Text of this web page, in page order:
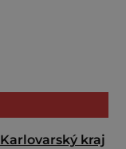
Karlovarský kraj